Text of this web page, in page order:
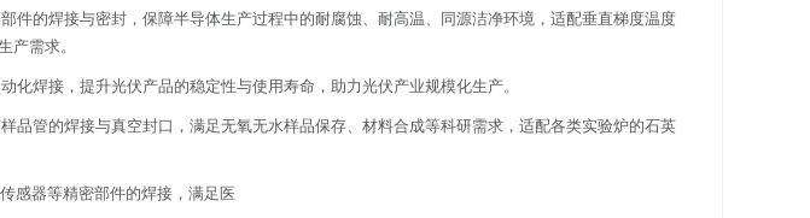
件的焊接与密封，保障半导体生产过程中的耐腐蚀、耐高温、同源洁净环境，适配垂直梯度温度
产需求。
化焊接，提升光伏产品的稳定性与使用寿命，助力光伏产业规模化生产。
品管的焊接与真空封口，满足无氧无水样品保存、材料合成等科研需求，适配各类实验炉的石英
感器等精密部件的焊接，满足医